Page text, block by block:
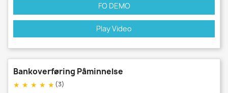
FO DEMO
Play Video
Bankoverføring Påminnelse
★ ★ ★ ★ ★(3)